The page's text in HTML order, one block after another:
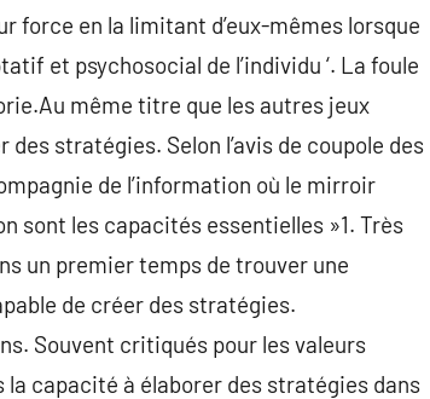
force en la limitant d’eux-mêmes lorsque
et psychosocial de l’individu ‘. La foule
même titre que les autres jeux
stratégies. Selon l’avis de coupole des
de l’information où le mirroir
sont les capacités essentielles »1. Très
un premier temps de trouver une
de créer des stratégies.
Souvent critiqués pour les valeurs
capacité à élaborer des stratégies dans